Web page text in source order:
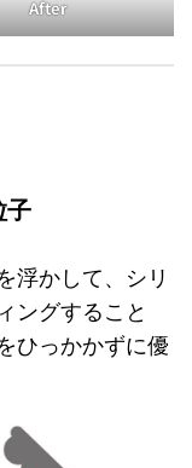
After
子
浮かして、シリ
ングすること
ひっかかずに優